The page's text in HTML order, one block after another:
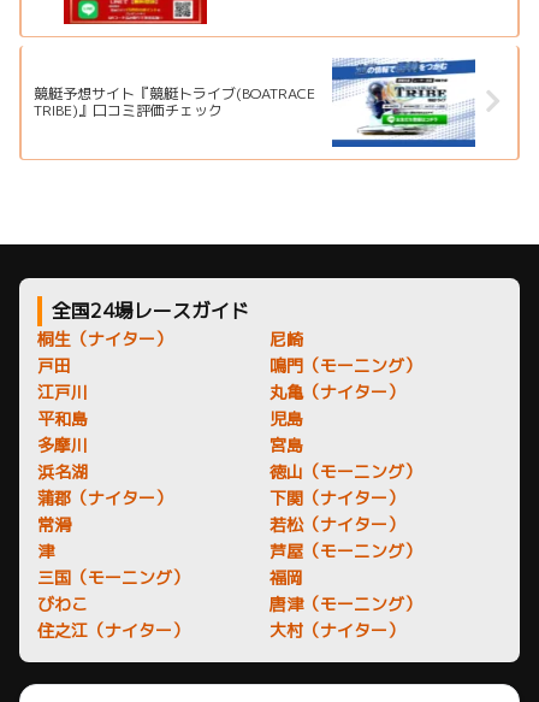
競艇予想サイト『競艇トライブ(BOATRACE
TRIBE)』口コミ評価チェック
全国24場レースガイド
桐生（ナイター）
戸田
江戸川
平和島
多摩川
浜名湖
蒲郡（ナイター）
常滑
津
三国（モーニング）
びわこ
住之江（ナイター）
尼崎
鳴門（モーニング）
丸亀（ナイター）
児島
宮島
徳山（モーニング）
下関（ナイター）
若松（ナイター）
芦屋（モーニング）
福岡
唐津（モーニング）
大村（ナイター）